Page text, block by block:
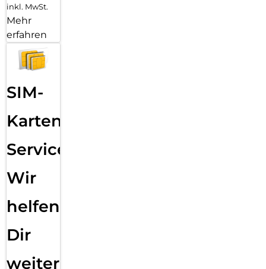
inkl. MwSt.
Mehr
erfahren
SIM-
Karten
Service:
Wir
helfen
Dir
weiter